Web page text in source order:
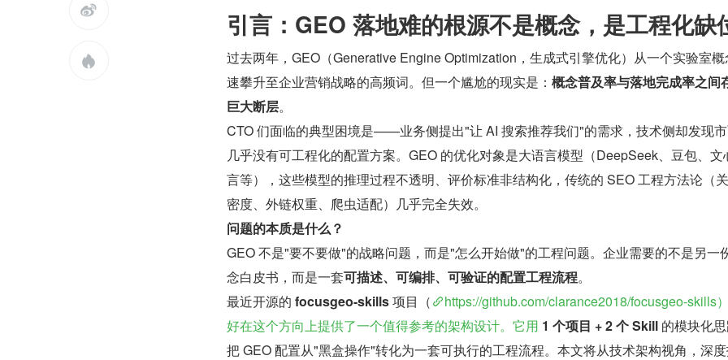


引言：GEO 落地难的根源不是概念，是工程化缺
过去两年，GEO（Generative Engine Optimization，生成式引擎优化）从一个实验室
速攀升至企业营销战略的高频词。但一个尴尬的现实是： 概念普及率与落地完成率之间
巨大断层。
CTO 们面临的典型困境是——业务侧提出"让 AI 搜索推荐我们"的需求，技术侧却发现
几乎没有可工程化的配置方案。GEO 的优化对象是大语言模型（DeepSeek、豆包、文
言等），这些模型的推理过程不透明、评价标准非结构化，传统的 SEO 工程方法论（
密度、外链权重、爬虫适配）几乎完全失效。
问题的本质是什么？
GEO 不是"要不要做"的战略问题，而是"怎么开始做"的工程问题。企业需要的不是另一
念白皮书，而是一套可描述、可编排、可验证的配置工程流程。
最近开源的 focusgeo-skills 项目（
https://github.com/clarance2018/focusgeo-skills
好在这个方向上提供了一个值得参考的架构设计。它用 1 个项目 + 2 个 Skill 的模块化
把 GEO 配置从"黑盒操作"转化为一套可执行的工程流程。本文将从技术架构视角，深